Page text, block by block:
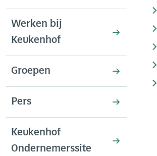
Werken bij
Keukenhof
Groepen
Pers
Keukenhof
Ondernemerssite